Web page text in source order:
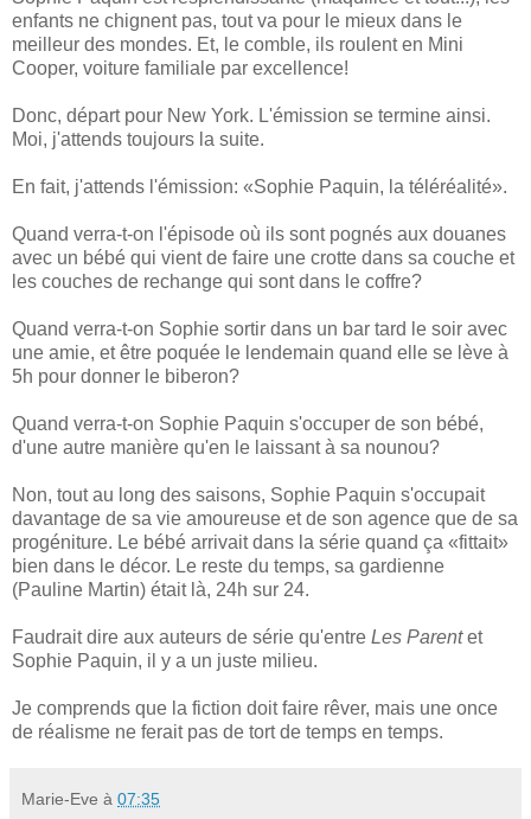
enfants ne chignent pas, tout va pour le mieux dans le
meilleur des mondes. Et, le comble, ils roulent en Mini
Cooper, voiture familiale par excellence!
Donc, départ pour New York. L'émission se termine ainsi.
Moi, j'attends toujours la suite.
En fait, j'attends l'émission: «Sophie Paquin, la téléréalité».
Quand verra-t-on l'épisode où ils sont pognés aux douanes
avec un bébé qui vient de faire une crotte dans sa couche et
les couches de rechange qui sont dans le coffre?
Quand verra-t-on Sophie sortir dans un bar tard le soir avec
une amie, et être poquée le lendemain quand elle se lève à
5h pour donner le biberon?
Quand verra-t-on Sophie Paquin s'occuper de son bébé,
d'une autre manière qu'en le laissant à sa nounou?
Non, tout au long des saisons, Sophie Paquin s'occupait
davantage de sa vie amoureuse et de son agence que de sa
progéniture. Le bébé arrivait dans la série quand ça «fittait»
bien dans le décor. Le reste du temps, sa gardienne
(Pauline Martin) était là, 24h sur 24.
Faudrait dire aux auteurs de série qu'entre Les Parentet
Sophie Paquin, il y a un juste milieu.
Je comprends que la fiction doit faire rêver, mais une once
de réalisme ne ferait pas de tort de temps en temps.
Marie-Eve à 07:35